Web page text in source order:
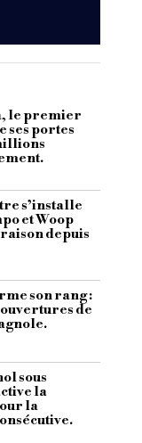
le premier
ses portes
s’installe
et Woop
depuis
son rang :
de
sous
la
la